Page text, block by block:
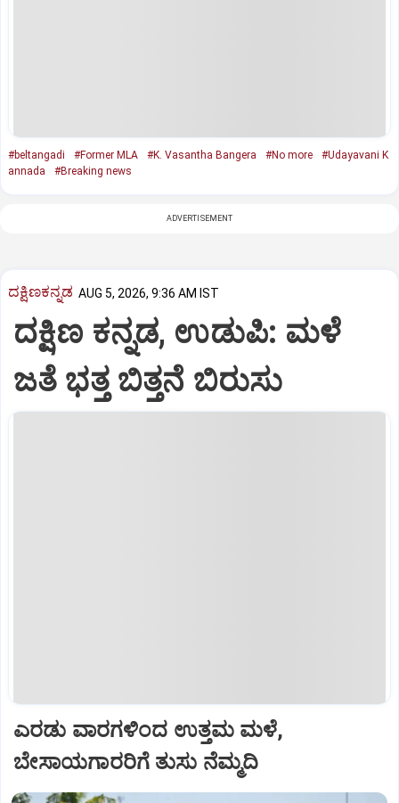
#beltangadi #Former MLA #K. Vasantha Bangera #No more
#Udayavani K
annada
#Breaking news
ADVERTISEMENT
ದಕ್ಷಿಣಕನ್ನಡ AUG 5, 2026, 9:36 AM IST
ದಕ್ಷಿಣ ಕನ್ನಡ, ಉಡುಪಿ: ಮಳೆ
ಜತೆ ಭತ್ತ ಬಿತ್ತನೆ ಬಿರುಸು
ಎರಡು ವಾರಗಳಿಂದ ಉತ್ತಮ ಮಳೆ,
ಬೇಸಾಯಗಾರರಿಗೆ ತುಸು ನೆಮ್ಮದಿ